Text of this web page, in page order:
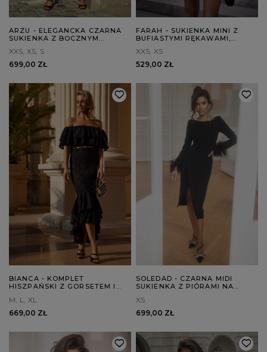
ARZU - ELEGANCKA CZARNA
SUKIENKA Z BOCZNYM
XXS XS S
699,00 ZŁ
FARAH - SUKIENKA MINI Z
BUFIASTYMI RĘKAWAMI,
KWADRATOWYM DEKOLTEM,
ZAPINANA NA ZAMEK
XXS XS
529,00 ZŁ
BIANCA - KOMPLET
HISZPAŃSKI Z GORSETEM I
TYŁ I ELEGANCKIE WIĄZANIE
M L
XL
669,00 ZŁ
SOLEDAD - CZARNA MIDI
SUKIENKA Z PIÓRAMI NA
XS
699,00 ZŁ